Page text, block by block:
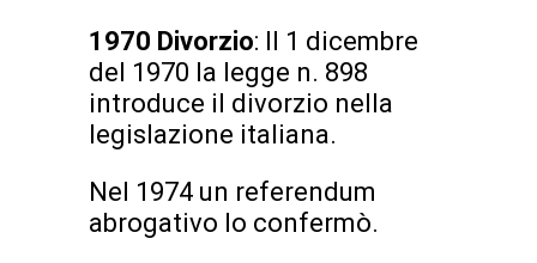
1970 Divorzio: Il 1 dicembre
del 1970 la legge n. 898
introduce il divorzio nella
legislazione italiana.
Nel 1974 un referendum
abrogativo lo confermò.